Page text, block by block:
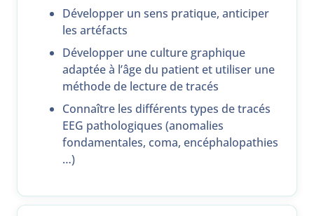
Développer un sens pratique, anticiper
les artéfacts
Développer une culture graphique
adaptée à l’âge du patient et utiliser une
méthode de lecture de tracés
Connaître les différents types de tracés
EEG pathologiques (anomalies
fondamentales, coma, encéphalopathies
…)